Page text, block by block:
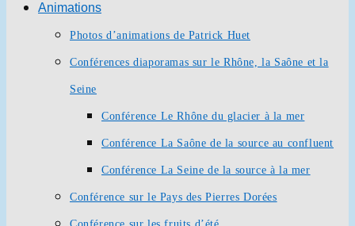
Animations
Photos d’animations de Patrick Huet
Conférences diaporamas sur le Rhône, la Saône et la
Seine
Conférence Le Rhône du glacier à la mer
Conférence La Saône de la source au confluent
Conférence La Seine de la source à la mer
Conférence sur le Pays des Pierres Dorées